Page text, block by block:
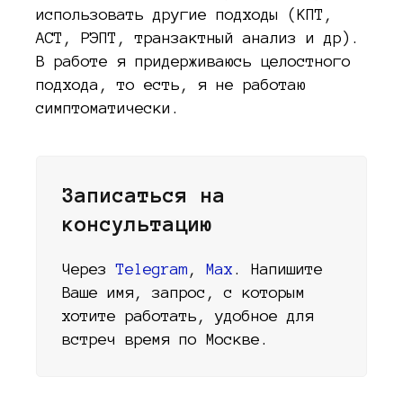
использовать другие подходы (КПТ,
АСТ, РЭПТ, транзактный анализ и др).
В работе я придерживаюсь целостного
подхода, то есть, я не работаю
симптоматически.
Записаться на
консультацию
ЧерезTelegram , Max . Напишите
Ваше имя, запрос, с которым
хотите работать, удобное для
встреч время по Москве.